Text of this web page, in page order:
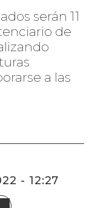
serán 11
de
a las
- 12:27